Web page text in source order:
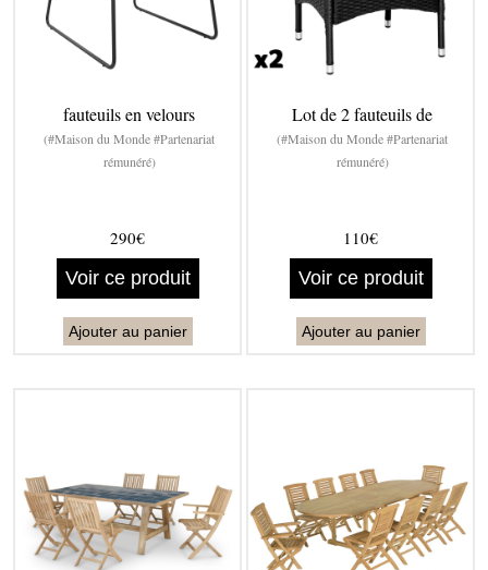
fauteuils en velours
(#Maison du Monde #Partenariat
rémunéré)
290€
Voir ce produit
Ajouter au panier
Lot de 2 fauteuils de
(#Maison du Monde #Partenariat
rémunéré)
110€
Voir ce produit
Ajouter au panier